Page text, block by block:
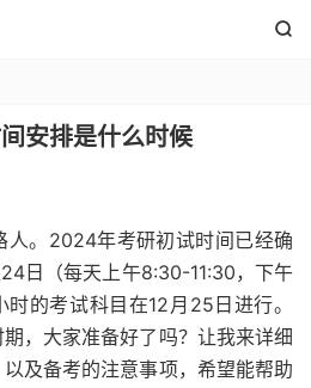

安排是什么时候
人。2024年考研初试时间已经确
日（每天上午8:30-11:30，下午
的考试科目在12月25日进行。
，大家准备好了吗？让我来详细
及备考的注意事项，希望能帮助